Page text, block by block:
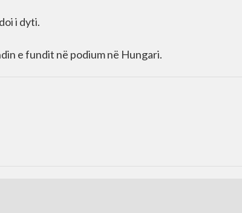
i dyti.
e fundit në podium në Hungari.